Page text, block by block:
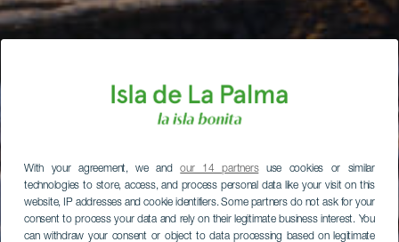
With your agreement, we andour 14 partnersuse cookies or similar
technologies to store, access, and process personal data like your visit on this
website, IP addresses and cookie identifiers. Some partners do not ask for your
consent to process your data and rely on their legitimate business interest. You
can withdraw your consent or object to data processing based on legitimate